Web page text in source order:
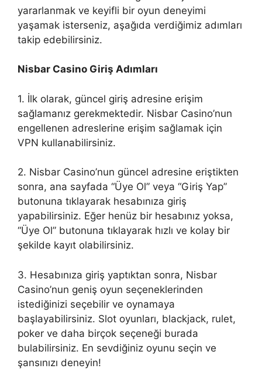
yararlanmak ve keyifli bir oyun deneyimi
yaşamak isterseniz, aşağıda verdiğimiz adımları
takip edebilirsiniz.
Nisbar Casino Giriş Adımları
1. İlk olarak, güncel giriş adresine erişim
sağlamanız gerekmektedir. Nisbar Casino’nun
engellenen adreslerine erişim sağlamak için
VPN kullanabilirsiniz.
2. Nisbar Casino’nun güncel adresine eriştikten
sonra, ana sayfada “Üye Ol” veya “Giriş Yap”
butonuna tıklayarak hesabınıza giriş
yapabilirsiniz. Eğer henüz bir hesabınız yoksa,
“Üye Ol” butonuna tıklayarak hızlı ve kolay bir
şekilde kayıt olabilirsiniz.
3. Hesabınıza giriş yaptıktan sonra, Nisbar
Casino’nun geniş oyun seçeneklerinden
istediğinizi seçebilir ve oynamaya
başlayabilirsiniz. Slot oyunları, blackjack, rulet,
poker ve daha birçok seçeneği burada
bulabilirsiniz. En sevdiğiniz oyunu seçin ve
şansınızı deneyin!